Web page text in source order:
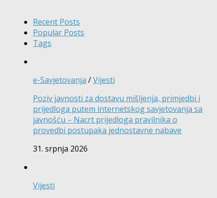
Recent Posts
Popular Posts
Tags
e-Savjetovanja /Vijesti
Poziv javnosti za dostavu mišljenja, primjedbi i
prijedloga putem internetskog savjetovanja sa
javnošću – Nacrt prijedloga pravilnika o
provedbi postupaka jednostavne nabave
31. srpnja 2026
Vijesti